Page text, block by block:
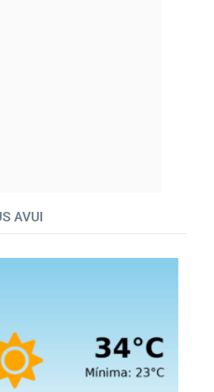
AVUI